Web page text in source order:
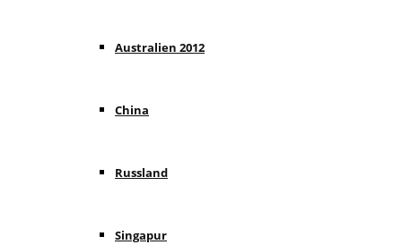
Australien 2012
China
Russland
Singapur